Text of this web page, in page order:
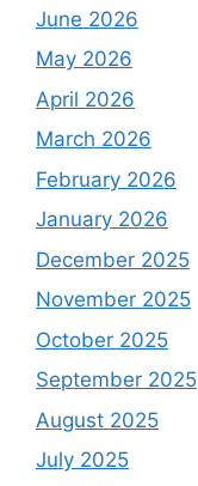
June 2026
May 2026
April 2026
March 2026
February 2026
January 2026
December 2025
November 2025
October 2025
September 2025
August 2025
July 2025